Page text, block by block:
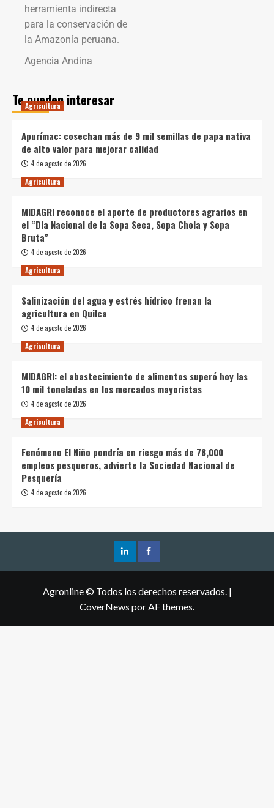
herramienta indirecta
para la conservación de
la Amazonía peruana.
Agencia Andina
Te pueden interesar
Agricultura
Apurímac: cosechan más de 9 mil semillas de papa nativa
de alto valor para mejorar calidad
4 de agosto de 2026
Agricultura
MIDAGRI reconoce el aporte de productores agrarios en
el “Día Nacional de la Sopa Seca, Sopa Chola y Sopa
Bruta”
4 de agosto de 2026
Agricultura
Salinización del agua y estrés hídrico frenan la
agricultura en Quilca
4 de agosto de 2026
Agricultura
MIDAGRI: el abastecimiento de alimentos superó hoy las
10 mil toneladas en los mercados mayoristas
4 de agosto de 2026
Agricultura
Fenómeno El Niño pondría en riesgo más de 78,000
empleos pesqueros, advierte la Sociedad Nacional de
Pesquería
4 de agosto de 2026
Agronline © Todos los derechos reservados. |
CoverNews por AF themes.